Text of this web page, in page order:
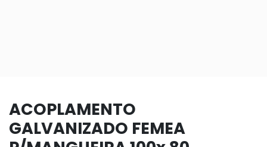
ACOPLAMENTO
GALVANIZADO FEMEA